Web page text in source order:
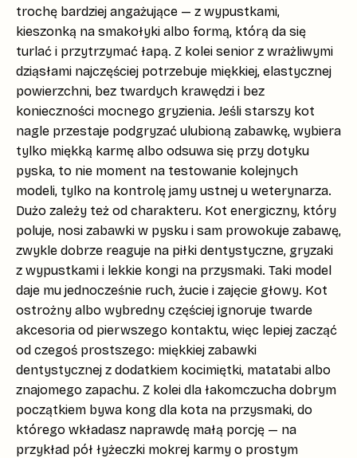
trochę bardziej angażujące — z wypustkami,
kieszonką na smakołyki albo formą, którą da się
turlać i przytrzymać łapą. Z kolei senior z wrażliwymi
dziąsłami najczęściej potrzebuje miękkiej, elastycznej
powierzchni, bez twardych krawędzi i bez
konieczności mocnego gryzienia. Jeśli starszy kot
nagle przestaje podgryzać ulubioną zabawkę, wybiera
tylko miękką karmę albo odsuwa się przy dotyku
pyska, to nie moment na testowanie kolejnych
modeli, tylko na kontrolę jamy ustnej u weterynarza.
Dużo zależy też od charakteru. Kot energiczny, który
poluje, nosi zabawki w pysku i sam prowokuje zabawę,
zwykle dobrze reaguje na piłki dentystyczne, gryzaki
z wypustkami i lekkie kongi na przysmaki. Taki model
daje mu jednocześnie ruch, żucie i zajęcie głowy. Kot
ostrożny albo wybredny częściej ignoruje twarde
akcesoria od pierwszego kontaktu, więc lepiej zacząć
od czegoś prostszego: miękkiej zabawki
dentystycznej z dodatkiem kocimiętki, matatabi albo
znajomego zapachu. Z kolei dla łakomczucha dobrym
początkiem bywa kong dla kota na przysmaki, do
którego wkładasz naprawdę małą porcję — na
przykład pół łyżeczki mokrej karmy o prostym